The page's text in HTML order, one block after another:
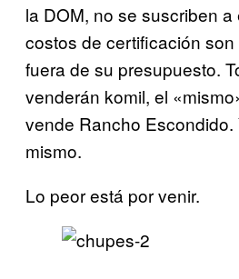
la DOM, no se suscriben
costos de certificación
fuera de su presupuesto.
venderán komil, el
vende Rancho Escondido.
mismo.
Lo peor está por venir.